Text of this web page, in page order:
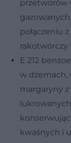
przetworów
połączeniu
rakotwórczy
E 212
w dżemach,
margaryny z
kwaśnych i